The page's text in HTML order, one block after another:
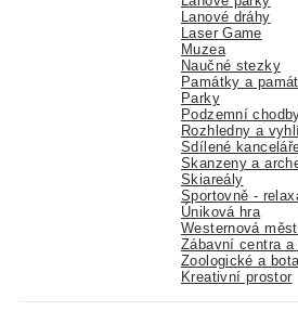
Lanové dráhy
Laser Game
Muzea
Naučné stezky
Památky a
Parky
Podzemní
Rozhledny a
Sdílené
Skanzeny a
Skiareály
Sportovně -
Úniková hra
Westernová
Zábavní centra a
Zoologické a
Kreativní prostor